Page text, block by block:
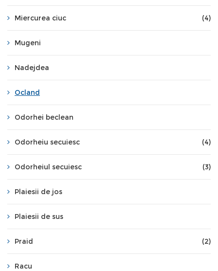
Miercurea ciuc (4)
Mugeni
Nadejdea
Ocland
Odorhei beclean
Odorheiu secuiesc (4)
Odorheiul secuiesc (3)
Plaiesii de jos
Plaiesii de sus
Praid (2)
Racu